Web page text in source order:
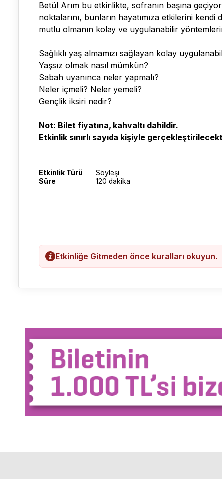
Betül Arım bu etkinlikte, sofranın başına
noktalarını, bunların hayatımıza etkilerini
mutlu olmanın kolay ve uygulanabilir
Sağlıklı yaş almamızı sağlayan kolay
Yaşsız olmak nasıl mümkün?
Sabah uyanınca neler yapmalı?
Neler içmeli? Neler yemeli?
Gençlik iksiri nedir?
Not: Bilet fiyatına, kahvaltı dahildir.
Etkinlik sınırlı sayıda kişiyle
Etkinlik Türü
Söyleşi
Süre
120 dakika
Etkinliğe Gitmeden önce kuralları okuyun.